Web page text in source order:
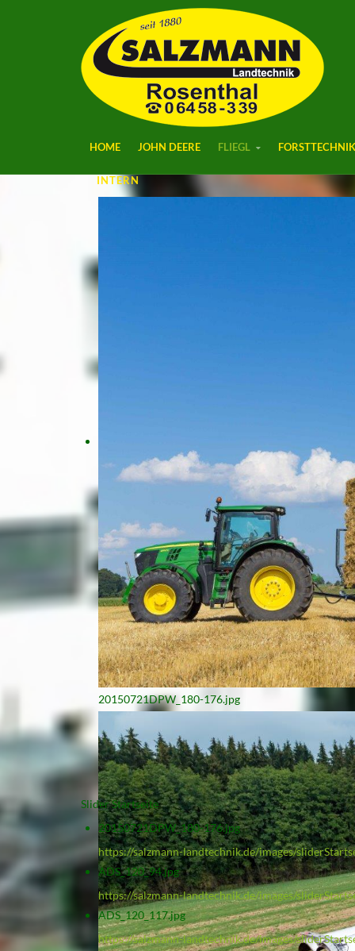
HOME JOHN DEERE FLIEGL FORSTTECHNIK
INTERN
20150721DPW_180-176.jpg
Slider Startseite
20150721DPW_180-176.jpg
https://salzmann-landtechnik.de/images/
ADS_120_94.jpg
https://salzmann-landtechnik.de/images/
ADS_120_117.jpg
https://salzmann-landtechnik.de/images/